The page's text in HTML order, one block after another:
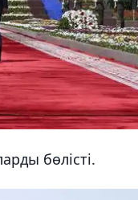
бөлісті.